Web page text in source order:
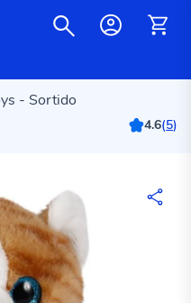
- Sortido
4.6(5)